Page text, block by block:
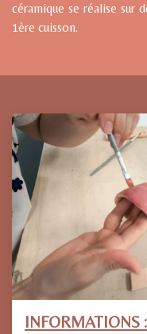
céramique se réalise sur
1ère cuisson.
INFORMATIONS :